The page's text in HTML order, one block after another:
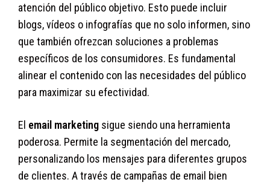
atención del público objetivo. Esto puede incluir
blogs, vídeos o infografías que no solo informen, sino
que también ofrezcan soluciones a problemas
específicos de los consumidores. Es fundamental
alinear el contenido con las necesidades del público
para maximizar su efectividad.
El email marketing sigue siendo una herramienta
poderosa. Permite la segmentación del mercado,
personalizando los mensajes para diferentes grupos
de clientes. A través de campañas de email bien